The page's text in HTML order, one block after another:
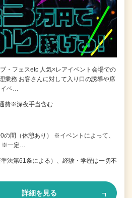
・フェスetc 人気×レアイベント会場での
業務 お客さんに対して入り口の誘導や席
ベ…
費※深夜手当含む
の間（休憩あり） ※イベントによって、
※一定…
法第61条による）、経験・学歴は一切不
詳細を見る